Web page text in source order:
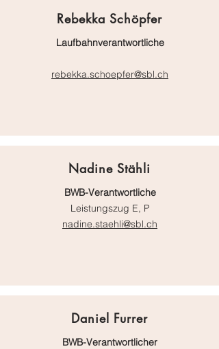
Rebekka Schöpfer
Laufbahnverantwortliche
rebekka.schoepfer@sbl.ch
Nadine Stähli
BWB-Verantwortliche
Leistungszug E, P
nadine.staehli@sbl.ch
Daniel Furrer
BWB-Verantwortlicher